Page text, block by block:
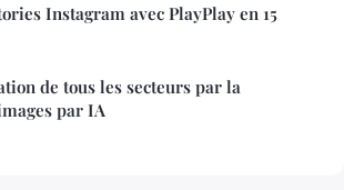
Instagram avec PlayPlay en 15
de tous les secteurs par la
par IA